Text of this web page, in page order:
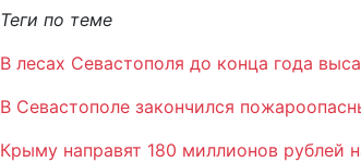
Теги по теме
В лесах Севастополя до конца года
В Севастополе закончился
Крыму направят 180 миллионов рублей